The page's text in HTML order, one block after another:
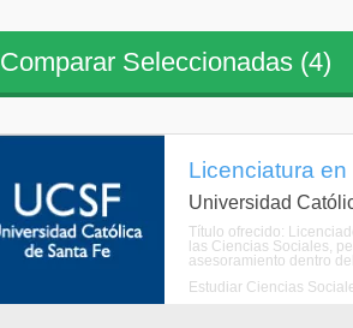
Comparar Seleccionadas (4)
Licenciatura
Universidad
Título ofrecido:
las Ciencias Sociales,
asesoramiento dentro
Estudiar Ciencias